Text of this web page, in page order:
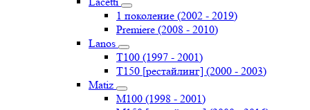
1 поколение (2002 - 2019)
Premiere (2008 - 2010)
Lanos
T100 (1997 - 2001)
T150 [рестайлинг] (2000 - 2003)
Matiz
M100 (1998 - 2001)